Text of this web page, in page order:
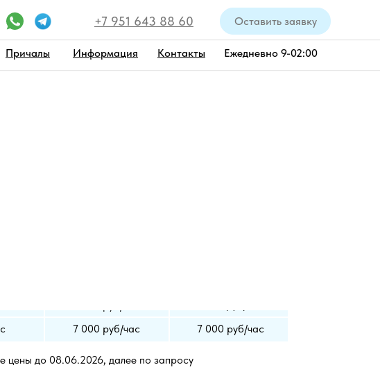
Контакты
Причалы Информация
+7 951 643 88 60
Ежедневно 9-02:00
Оставить заявку
7 000 руб/час
7 000 руб/час
цены до 08.06.2026, далее по запросу